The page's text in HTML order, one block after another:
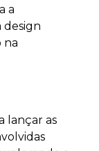
a
design
na
lançar as